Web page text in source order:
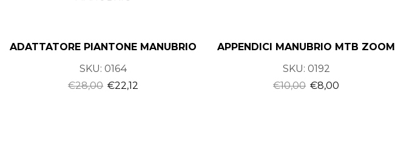
ADATTATORE PIANTONE MANUBRIO
SKU: 0164
€28,00 €22,12
APPENDICI MANUBRIO MTB ZOOM
SKU: 0192
€10,00 €8,00